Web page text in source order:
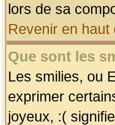
lors de sa
Revenir en haut
Que sont les
Les smilies, ou
exprimer
joyeux, :(